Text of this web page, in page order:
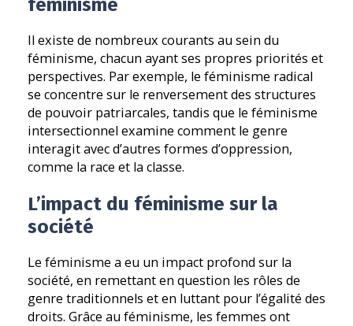
Il existe de nombreux courants au sein du
féminisme, chacun ayant ses propres priorités et
perspectives. Par exemple, le féminisme radical
se concentre sur le renversement des structures
de pouvoir patriarcales, tandis que le féminisme
intersectionnel examine comment le genre
interagit avec d’autres formes d’oppression,
comme la race et la classe.
L’impact du féminisme sur la
société
Le féminisme a eu un impact profond sur la
société, en remettant en question les rôles de
genre traditionnels et en luttant pour l’égalité des
droits. Grâce au féminisme, les femmes ont